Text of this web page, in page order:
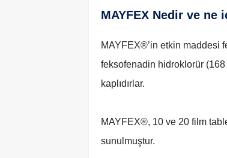
MAYFEX Nedir ve ne
MAYFEX®’in etkin maddesi
feksofenadin hidroklorür
kaplıdırlar.
MAYFEX®, 10 ve 20 film
sunulmuştur.